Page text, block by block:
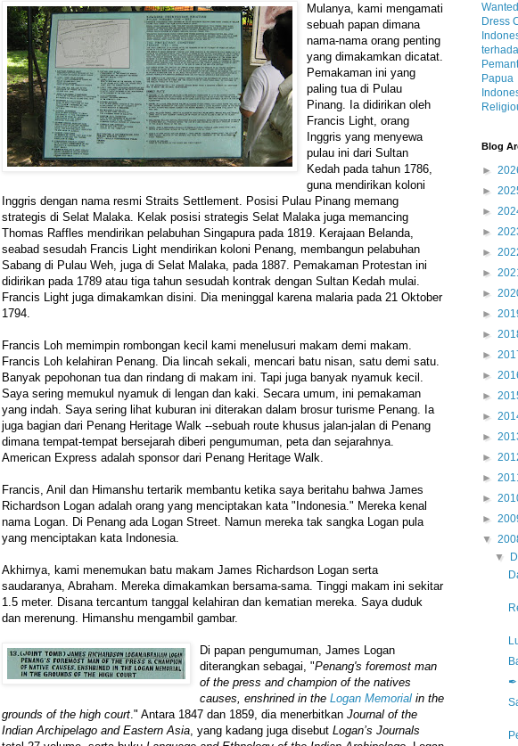
Mulanya, kami mengamati
sebuah papan dimana
nama-nama orang penting
yang dimakamkan dicatat.
Pemakaman ini yang
paling tua di Pulau
Pinang. Ia didirikan oleh
Francis Light, orang
Inggris yang menyewa
pulau ini dari Sultan
Kedah pada tahun 1786,
guna mendirikan koloni
Inggris dengan nama resmi Straits Settlement. Posisi Pulau Pinang memang
strategis di Selat Malaka. Kelak posisi strategis Selat Malaka juga memancing
Thomas Raffles mendirikan pelabuhan Singapura pada 1819. Kerajaan Belanda,
seabad sesudah Francis Light mendirikan koloni Penang, membangun pelabuhan
Sabang di Pulau Weh, juga di Selat Malaka, pada 1887. Pemakaman Protestan ini
didirikan pada 1789 atau tiga tahun sesudah kontrak dengan Sultan Kedah mulai.
Francis Light juga dimakamkan disini. Dia meninggal karena malaria pada 21 Oktober
1794.
Francis Loh memimpin rombongan kecil kami menelusuri makam demi makam.
Francis Loh kelahiran Penang. Dia lincah sekali, mencari batu nisan, satu demi satu.
Banyak pepohonan tua dan rindang di makam ini. Tapi juga banyak nyamuk kecil.
Saya sering memukul nyamuk di lengan dan kaki. Secara umum, ini pemakaman
yang indah. Saya sering lihat kuburan ini diterakan dalam brosur turisme Penang. Ia
juga bagian dari Penang Heritage Walk --sebuah route khusus jalan-jalan di Penang
dimana tempat-tempat bersejarah diberi pengumuman, peta dan sejarahnya.
American Express adalah sponsor dari Penang Heritage Walk.
Francis, Anil dan Himanshu tertarik membantu ketika saya beritahu bahwa James
Richardson Logan adalah orang yang menciptakan kata "Indonesia." Mereka kenal
nama Logan. Di Penang ada Logan Street. Namun mereka tak sangka Logan pula
yang menciptakan kata Indonesia.
Akhirnya, kami menemukan batu makam James Richardson Logan serta
saudaranya, Abraham. Mereka dimakamkan bersama-sama. Tinggi makam ini sekitar
1.5 meter. Disana tercantum tanggal kelahiran dan kematian mereka. Saya duduk
dan merenung. Himanshu mengambil gambar.
Di papan pengumuman, James Logan
diterangkan sebagai, "Penang's foremost man
of the press and champion of the natives
causes, enshrined in the Logan Memorial in the
grounds of the high court." Antara 1847 dan 1859, dia menerbitkan Journal of the
Indian Archipelago and Eastern Asia, yang kadang juga disebut Logan’s Journals
Dress
Papua
Blog
►
►
►
►
►
►
►
►
►
►
►
►
►
►
►
►
►
►
▼
▼
✒